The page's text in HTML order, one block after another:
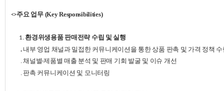
<>주요 업무(Key Responsibilities)
1. 환경위생용품 판매전략 수립 및 실행
.내부 영업 채널과 밀접한 커뮤니케이션을 통한상품 판촉 및 가격 정책 수
. 채널별·제품별 매출 분석 및 판매 기회 발굴 및 이슈 개선
. 판촉 커뮤니케이션 및 모니터링